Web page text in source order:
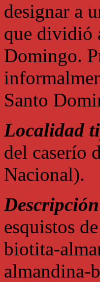
designar a
que dividió
Domingo.
Santo
Localidad
del caserío
Nacional).
esquistos
biotita-
almandina-